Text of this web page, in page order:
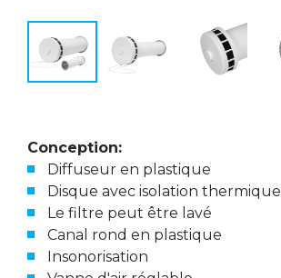
Conception:
Diffuseur en plastique
Disque avec isolation thermique
Le filtre peut être lavé
Canal rond en plastique
Insonorisation